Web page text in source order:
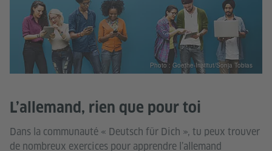
L’allemand, rien que pour toi
Dans la communauté « Deutsch für Dich », tu peux trouver
de nombreux exercices pour apprendre l’allemand
Photo : Goethe-Institut/Sonja Tobias